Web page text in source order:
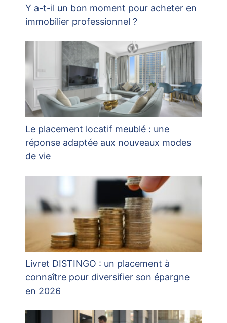
Y a-t-il un bon moment pour acheter en
immobilier professionnel ?
Le placement locatif meublé : une
réponse adaptée aux nouveaux modes
de vie
Livret DISTINGO : un placement à
connaître pour diversifier son épargne
en 2026